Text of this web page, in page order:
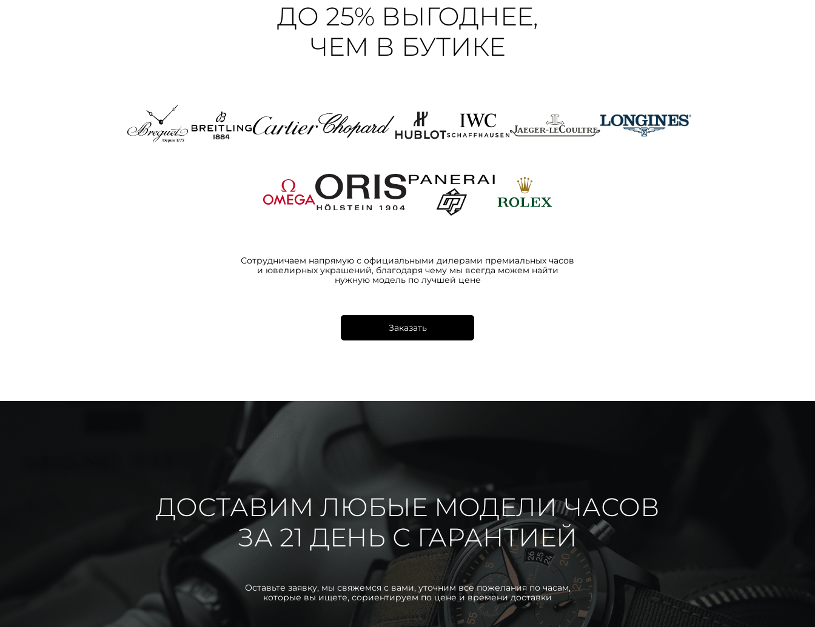
ДО 25% ВЫГОДНЕЕ,
ЧЕМ В БУТИКЕ
Сотрудничаем напрямую с официальными дилерами премиальных часов
и ювелирных украшений, благодаря чему мы всегда можем найти
нужную модель по лучшей цене
Заказать
ДОСТАВИМ ЛЮБЫЕ МОДЕЛИ ЧАСОВ
ЗА 21 ДЕНЬ С ГАРАНТИЕЙ
Оставьте заявку, мы свяжемся с вами, уточним все пожелания по часам,
которые вы ищете, сориентируем по цене и времени доставки